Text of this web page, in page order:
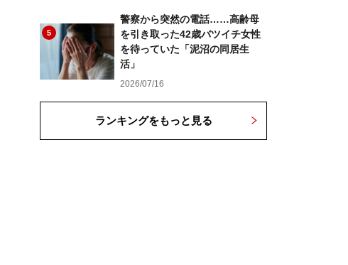
5
警察から突然の電話……高齢母
を引き取った42歳バツイチ女性
を待っていた「泥沼の同居生
活」
2026/07/16
ランキングをもっと見る